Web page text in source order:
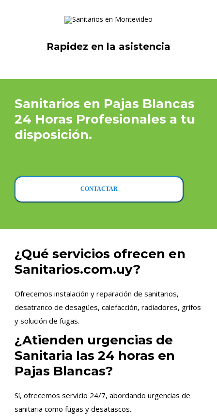
Rapidez en la asistencia
Sanitarios en Pajas Blancas
24 Horas Profesionales a tu
disposición.
CONTACTAR
¿Qué servicios ofrecen en
Sanitarios.com.uy?
Ofrecemos instalación y reparación de sanitarios,
desatranco de desagües, calefacción, radiadores, grifos
y solución de fugas.
¿Atienden urgencias de
Sanitaria las 24 horas en
Pajas Blancas?
Sí, ofrecemos servicio 24/7, abordando urgencias de
sanitaria como fugas y desatascos.